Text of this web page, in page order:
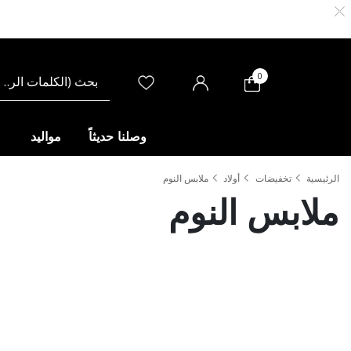
0
وصلنا حديثاً مواليد
الرئيسية تخفيضات أولاد ملابس النوم
ملابس النوم